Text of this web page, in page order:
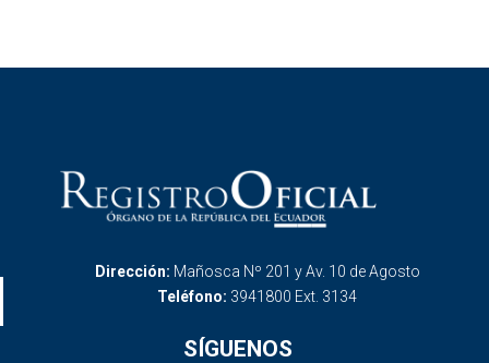
Dirección: Mañosca Nº 201 y Av. 10 de Agosto
Teléfono: 3941800 Ext. 3134
SÍGUENOS